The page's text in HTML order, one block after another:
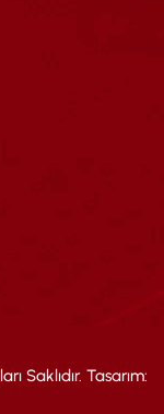
Saklıdır. Tasarım: